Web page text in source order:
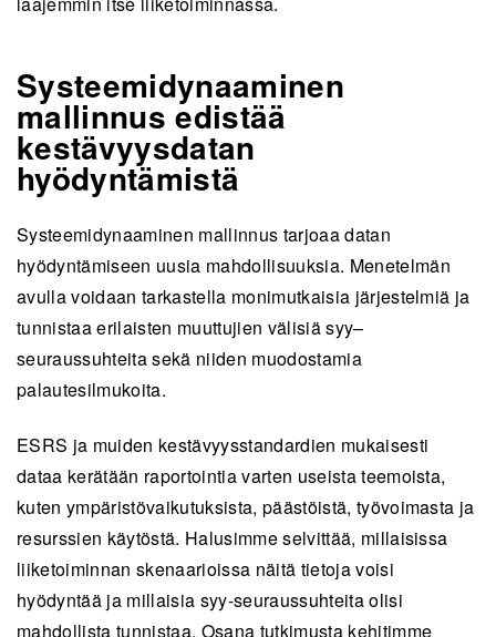
Systeemidynaaminen
mallinnus edistää
kestävyysdatan
hyödyntämistä
Systeemidynaaminen mallinnus tarjoaa datan
hyödyntämiseen uusia mahdollisuuksia. Menetelmän
avulla voidaan tarkastella monimutkaisia järjestelmiä ja
tunnistaa erilaisten muuttujien välisiä syy–
seuraussuhteita sekä niiden muodostamia
palautesilmukoita.
ESRS ja muiden kestävyysstandardien mukaisesti
dataa kerätään raportointia varten useista teemoista,
kuten ympäristövaikutuksista, päästöistä, työvoimasta ja
resurssien käytöstä. Halusimme selvittää, millaisissa
liiketoiminnan skenaarioissa näitä tietoja voisi
hyödyntää ja millaisia syy-seuraussuhteita olisi
mahdollista tunnistaa. Osana tutkimusta kehitimme